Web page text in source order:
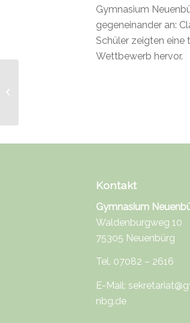
Gymnasium
gegeneinander an:
Schüler zeigten eine
Wettbewerb hervor.
Kontakt
Gymnasium
Waldenburgweg 10
75305 Neuenbürg
Tel. 07082 – 2616
E-Mail:
nbg.de